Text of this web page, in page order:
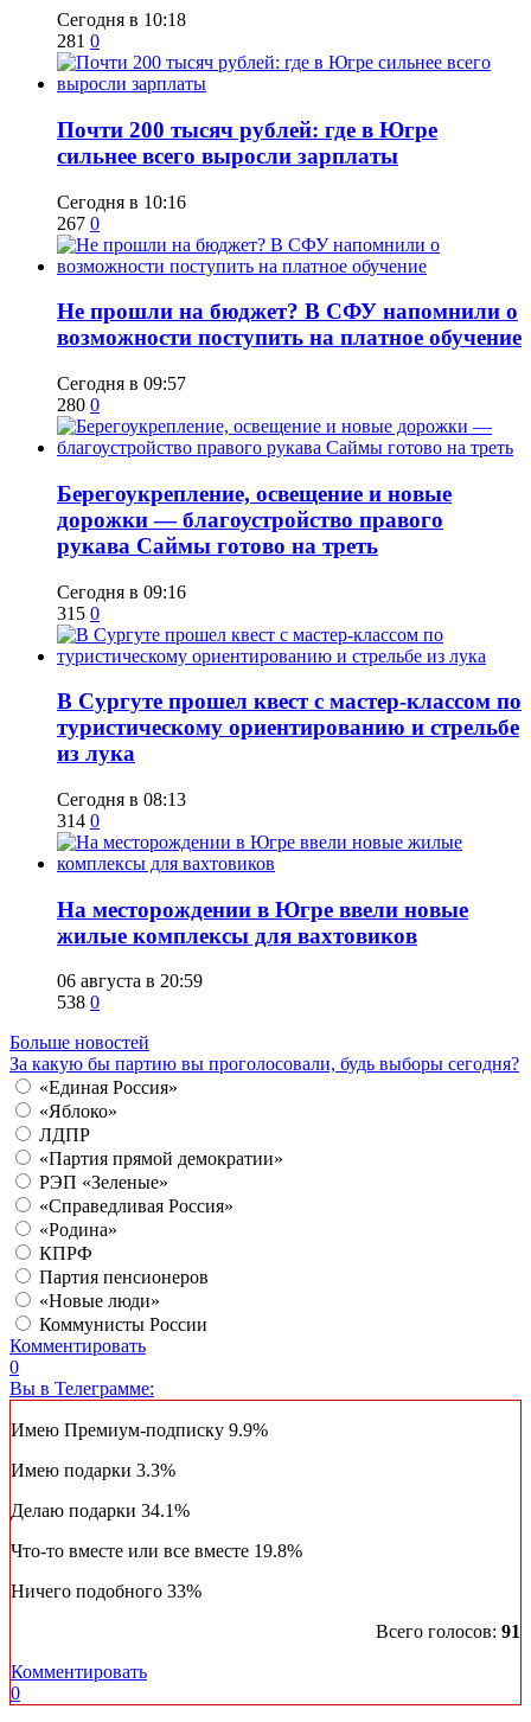
Сегодня в 10:18
281 0
​Почти 200 тысяч рублей: где в Югре
сильнее всего выросли зарплаты
Сегодня в 10:16
267 0
Не прошли на бюджет? В СФУ напомнили о
возможности поступить на платное обучение
Сегодня в 09:57
280 0
Берегоукрепление, освещение и новые
дорожки — благоустройство правого
рукава Саймы готово на треть
Сегодня в 09:16
315 0
В Сургуте прошел квест с мастер-классом по
туристическому ориентированию и стрельбе
из лука
Сегодня в 08:13
314 0
​На месторождении в Югре ввели новые
жилые комплексы для вахтовиков
06 августа в 20:59
538 0
Больше новостей
За какую бы партию вы проголосовали, будь выборы сегодня?
«Единая Россия»
«Яблоко»
ЛДПР
«Партия прямой демократии»
РЭП «Зеленые»
«Справедливая Россия»
«Родина»
КПРФ
Партия пенсионеров
«Новые люди»
Коммунисты России
Комментировать
0
Вы в Телеграмме:
Имею Премиум-подписку 9.9%
Имею подарки 3.3%
Делаю подарки 34.1%
Что-то вместе или все вместе 19.8%
Ничего подобного 33%
Всего голосов: 91
Комментировать
0